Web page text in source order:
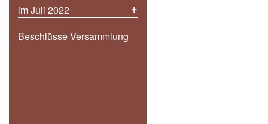
im Juli 2022 +
Beschlüsse Versammlung